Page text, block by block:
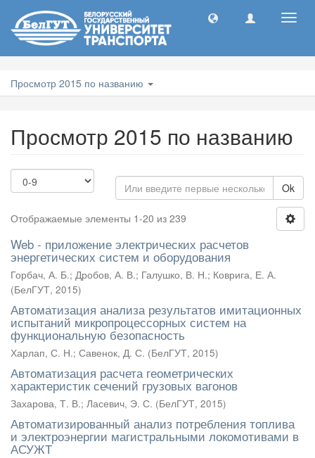
Просмотр 2015 по названию
Просмотр 2015 по названию
Ok
Отображаемые элементы 1-20 из 239
Web - приложение электрических расчетов
энергетических систем и оборудования
Горбач, А. Б.; Дробов, А. В.; Галушко, В. Н.; Коврига, Е. А.
(БелГУТ, 2015)
Автоматизация анализа результатов имитационных
испытаний микропроцессорных систем на
функциональную безопасность
Харлап, С. Н.; Савенок, Д. С. (БелГУТ, 2015)
Автоматизация расчета геометрических
характеристик сечений грузовых вагонов
Захарова, Т. В.; Ласевич, Э. С. (БелГУТ, 2015)
Автоматизированный анализ потребления топлива
и электроэнергии магистральными локомотивами в
АСУЖТ